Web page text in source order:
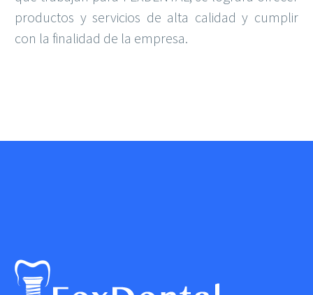
productos y servicios de alta calidad y cumplir
con la finalidad de la empresa.